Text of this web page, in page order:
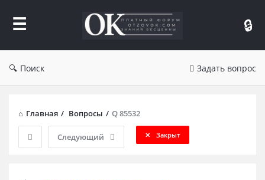
Отзывы
Поиск Задать вопрос
Главная / Вопросы / Q 85532
Следующий Закрыт